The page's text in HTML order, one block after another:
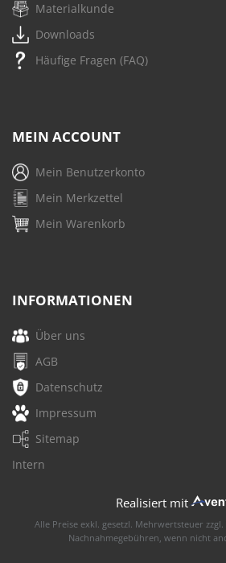
Materialkunde
Downloads
Häufige Fragen (FAQ)
MEIN ACCOUNT
Mein Benutzerkonto
Mein Merkzettel
Mein Warenkorb
INFORMATIONEN
Über uns
AGB
Datenschutz
Impressum
Sitemap
Intern
Realisiert mit
Alle Preise exkl. gesetzl. Mehrwertsteuer zzgl.
Nachnahmegebühren, wenn nicht